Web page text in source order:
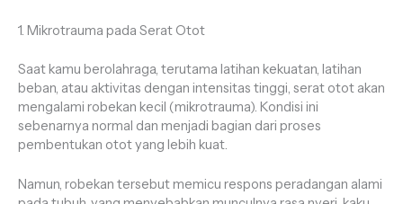
1. Mikrotrauma pada Serat Otot
Saat kamu berolahraga, terutama latihan kekuatan, latihan
beban, atau aktivitas dengan intensitas tinggi, serat otot akan
mengalami robekan kecil (mikrotrauma). Kondisi ini
sebenarnya normal dan menjadi bagian dari proses
pembentukan otot yang lebih kuat.
Namun, robekan tersebut memicu respons peradangan alami